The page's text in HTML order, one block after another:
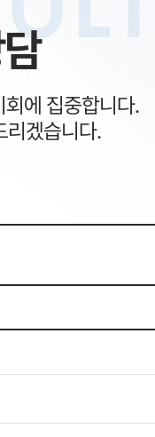
에 집중합니다.
리겠습니다.